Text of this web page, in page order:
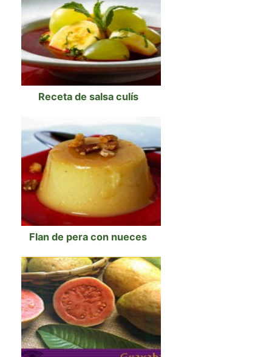
Receta de salsa culís
Flan de pera con nueces